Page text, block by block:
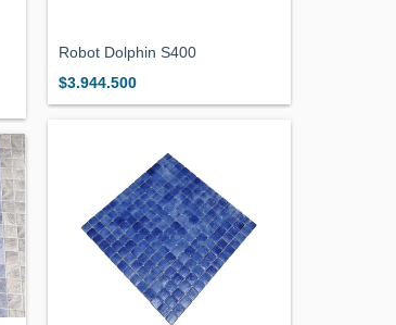
Robot Dolphin S400
$3.944.500